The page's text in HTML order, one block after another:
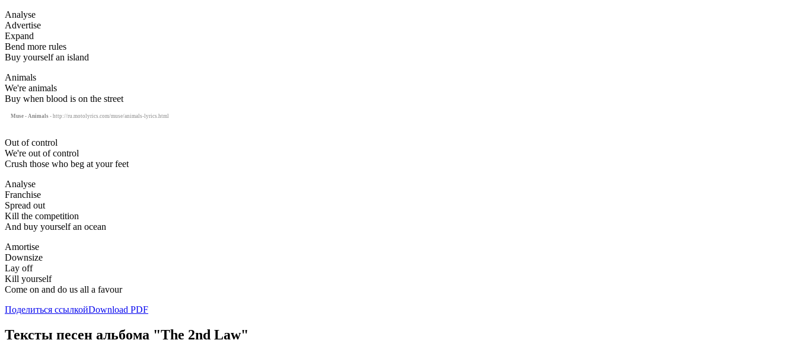
Analyse
Advertise
Expand
Bend more rules
Buy yourself an island
Animals
We're animals
Buy when blood is on the street
Muse - Animals - http://ru.motolyrics.com/muse/animals-lyrics.html
Out of control
We're out of control
Crush those who beg at your feet
Analyse
Franchise
Spread out
Kill the competition
And buy yourself an ocean
Amortise
Downsize
Lay off
Kill yourself
Come on and do us all a favour
Поделиться ссылкойDownload PDF
Тексты песен альбома "The 2nd Law"